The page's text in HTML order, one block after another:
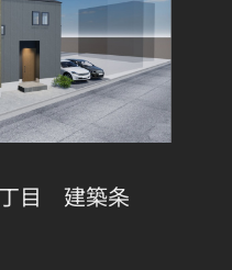
目 建築条